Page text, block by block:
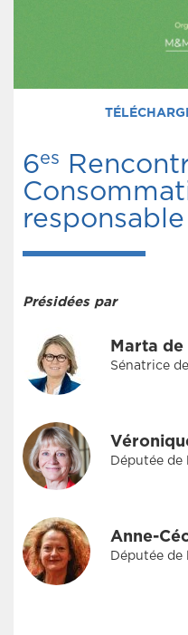
6es
responsable
Présidées par
Marta
Sénatrice
Députée de
Anne-
Députée de